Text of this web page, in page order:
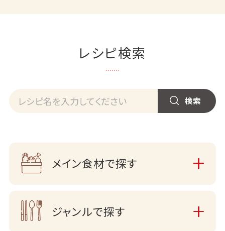
レシピ検索
メイン食材で探す
ジャンルで探す